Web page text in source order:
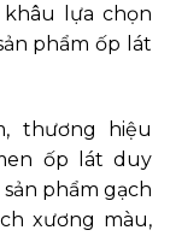
lựa chọn
phẩm ốp lát
thương hiệu
ốp lát duy
phẩm gạch
xương màu,